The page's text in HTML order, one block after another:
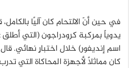
في حين أنّ الالتحام كان آليًا
يدوياً بمركبة كرودراجون (التي
اسم إنديفور) خلال اختبارٍ نهائي.
كان مماثلاً لأجهزة المحاكاة التي